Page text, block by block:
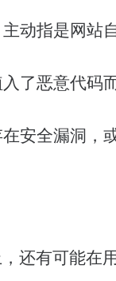
动指是网站
了恶意代码
安全漏洞，
还有可能在